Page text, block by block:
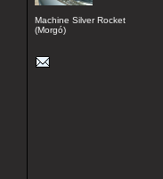
Machine Silver Rocket
(Morgó)